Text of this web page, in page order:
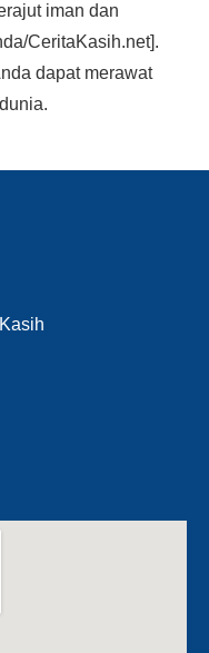
iman dan
CeritaKasih.net].
dapat merawat